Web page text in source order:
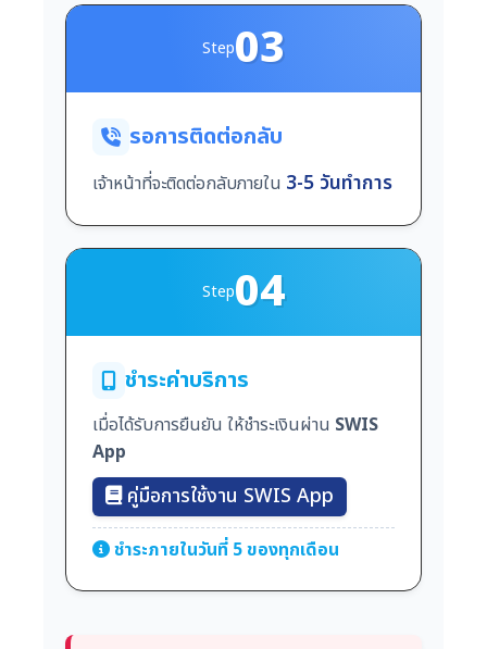
Step03
รอการติดต่อกลับ
เจ้าหน้าที่จะติดต่อกลับภายใน 3-5 วันทำการ
Step04
ชำระค่าบริการ
เมื่อได้รับการยืนยัน ให้ชำระเงินผ่าน SWIS
App
คู่มือการใช้งาน SWIS App
ชำระภายในวันที่ 5 ของทุกเดือน